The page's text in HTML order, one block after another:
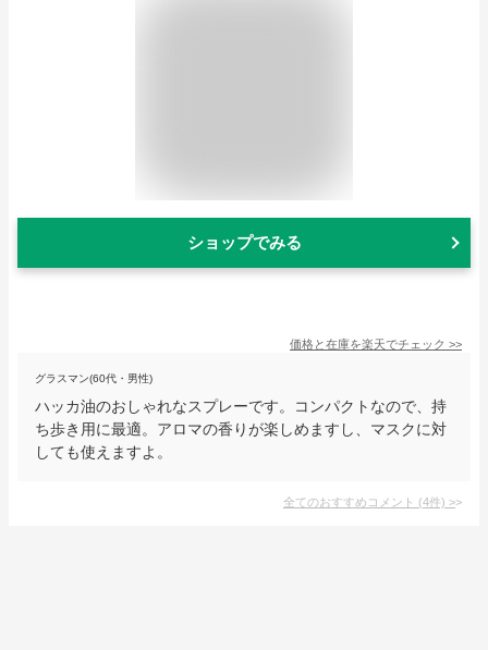
ショップでみる
価格と在庫を楽天でチェック >>
グラスマン(60代・男性)
ハッカ油のおしゃれなスプレーです。コンパクトなので、持
ち歩き用に最適。アロマの香りが楽しめますし、マスクに対
しても使えますよ。
全てのおすすめコメント (4件) >